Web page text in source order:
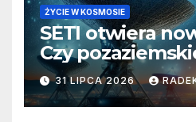
ŻYCIE W KOSMOSIE
SETI otwiera
Czy
czekają w
miejscach?
31 LIPCA 2026